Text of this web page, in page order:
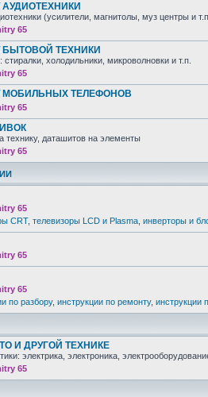
(усилители, магнитолы, муз центры и
65
ТЕХНИКИ
холодильники, микроволновки и т.п.
65
МОБИЛЬНЫХ ТЕЛЕФОНОВ
65
технику, даташитов на элементы
65
65
CRT, телевизоры LCD и Plasma инверторы и
65
65
по разбору, инструкции по ремонту, инструкции
И ДРУГОЙ ТЕХНИКЕ
электрика, электроника,
65